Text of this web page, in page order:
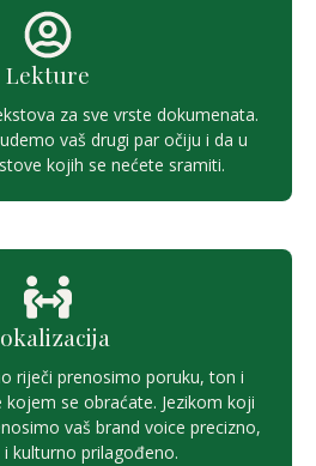
Lekture
za sve vrste dokumenata.
vaš drugi par očiju i da u
kojih se nećete sramiti.
riječi prenosimo poruku, ton i
se obraćate. Jezikom koji
vaš brand voice precizno,
kulturno prilagođeno.